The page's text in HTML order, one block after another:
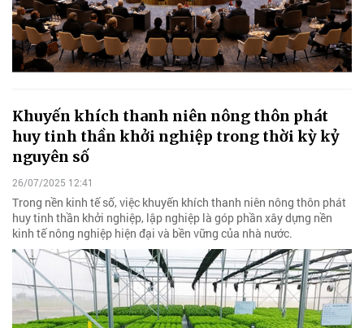
Khuyến khích thanh niên nông thôn phát
huy tinh thần khởi nghiệp trong thời kỳ kỷ
nguyên số
26/07/2025 12:41
Trong nền kinh tế số, việc khuyến khích thanh niên nông thôn phát
huy tinh thần khởi nghiệp, lập nghiệp là góp phần xây dựng nền
kinh tế nông nghiệp hiện đại và bền vững của nhà nước.